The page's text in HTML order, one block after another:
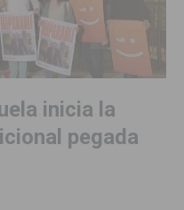
inicia la
pegada